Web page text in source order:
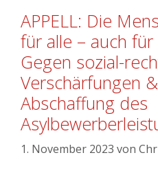
APPELL: Die
für alle – auch
Gegen sozial-
Verschärfungen
Abschaffung des
1. November 2023 von